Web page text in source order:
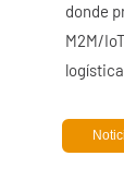
donde
M2M/